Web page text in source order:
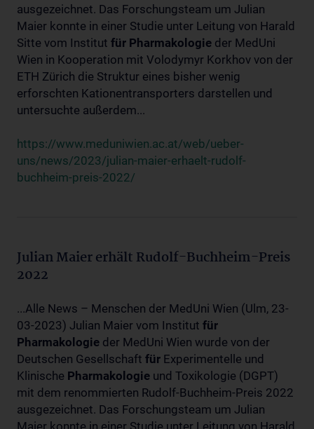
ausgezeichnet. Das Forschungsteam um Julian
Maier konnte in einer Studie unter Leitung von Harald
Sitte vom Institut für Pharmakologie der MedUni
Wien in Kooperation mit Volodymyr Korkhov von der
ETH Zürich die Struktur eines bisher wenig
erforschten Kationentransporters darstellen und
untersuchte außerdem...
https://www.meduniwien.ac.at/web/ueber-
uns/news/2023/julian-maier-erhaelt-rudolf-
buchheim-preis-2022/
Julian Maier erhält Rudolf-Buchheim-Preis
2022
...Alle News – Menschen der MedUni Wien (Ulm, 23-
03-2023) Julian Maier vom Institut für
Pharmakologie der MedUni Wien wurde von der
Deutschen Gesellschaft für Experimentelle und
Klinische Pharmakologie und Toxikologie (DGPT)
mit dem renommierten Rudolf-Buchheim-Preis 2022
ausgezeichnet. Das Forschungsteam um Julian
Maier konnte in einer Studie unter Leitung von Harald